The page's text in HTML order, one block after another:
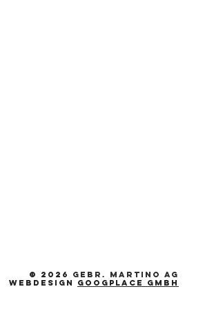
© 2026 gebr. Martino AG
webdesign Googplace GmbH